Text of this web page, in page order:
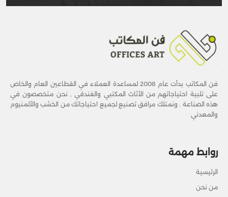
فن المكاتب بدأت عام 2008 لمساعدة العملاء في القطاعين العام والخاص
على تلبية احتياجاتهم من الأثاث المكتبي والفندقي , نحن متخصصون في
هذه الصناعة . ونمتلك مرافق تصنيع لجميع احتياجاتك من الخشب والألمنيوم
والمعدني
روابط مهمة
الرئيسية
من نحن